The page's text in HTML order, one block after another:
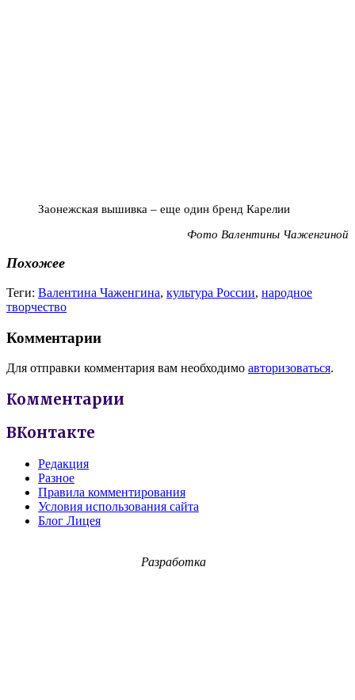
Заонежская вышивка – еще один бренд Карелии
Фото Валентины Чаженгиной
Похожее
Теги: Валентина Чаженгина, культура России, народное
творчество
Комментарии
Для отправки комментария вам необходимо авторизоваться.
Комментарии
ВКонтакте
Редакция
Разное
Правила комментирования
Условия использования сайта
Блог Лицея
Разработка